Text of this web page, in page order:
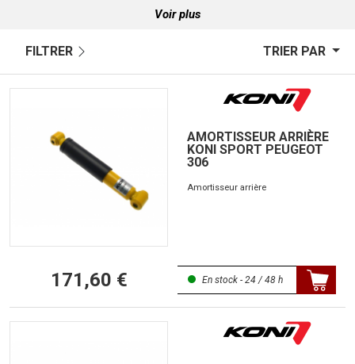
Voir plus
FILTRER TRIER PAR
AMORTISSEUR ARRIÈRE
KONI SPORT PEUGEOT
306
Amortisseur arrière
171,60 € En stock - 24 / 48 h